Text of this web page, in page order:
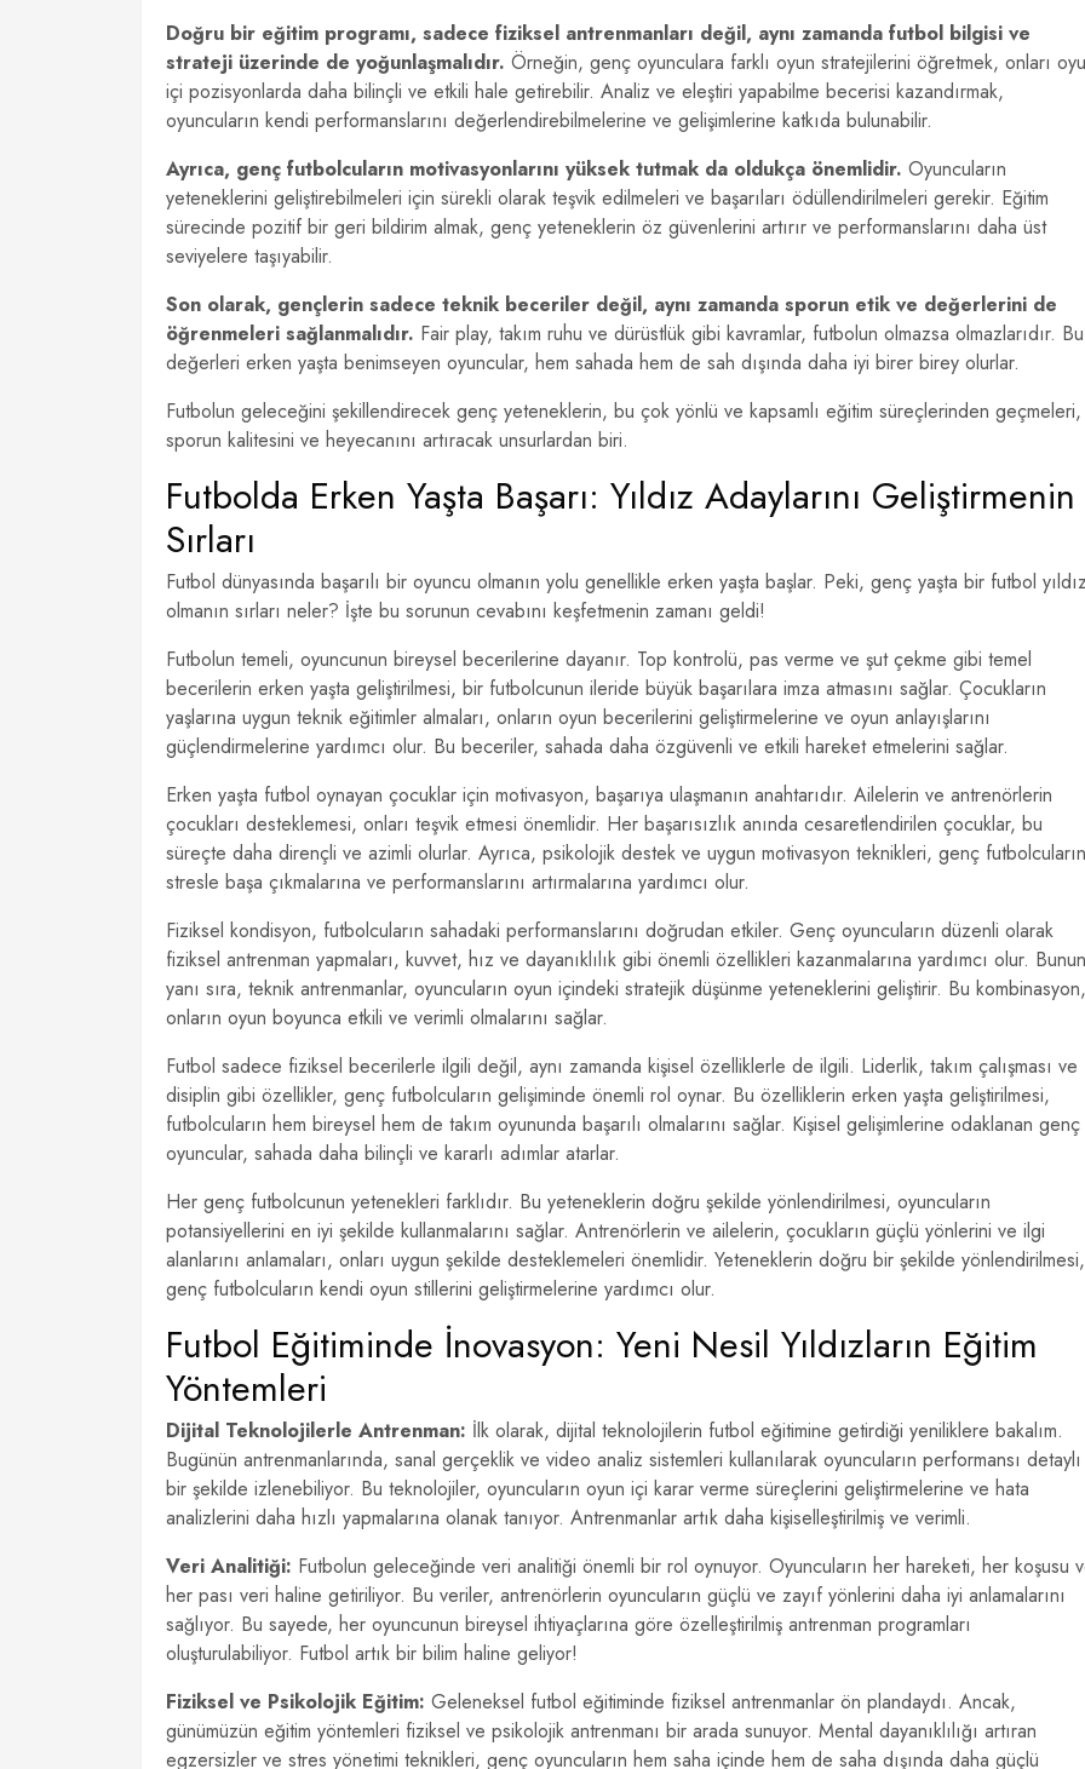
Doğru bir eğitim programı, sadece fiziksel antrenmanları değil, aynı zamanda futbol bilgisi ve
strateji üzerinde de yoğunlaşmalıdır. Örneğin, genç oyunculara farklı oyun stratejilerini öğretmek, onları
içi pozisyonlarda daha bilinçli ve etkili hale getirebilir. Analiz ve eleştiri yapabilme becerisi kazandırmak,
oyuncuların kendi performanslarını değerlendirebilmelerine ve gelişimlerine katkıda bulunabilir.
Ayrıca, genç futbolcuların motivasyonlarını yüksek tutmak da oldukça önemlidir. Oyuncuların
yeteneklerini geliştirebilmeleri için sürekli olarak teşvik edilmeleri ve başarıları ödüllendirilmeleri gerekir. Eğitim
sürecinde pozitif bir geri bildirim almak, genç yeteneklerin öz güvenlerini artırır ve performanslarını daha üst
seviyelere taşıyabilir.
Son olarak, gençlerin sadece teknik beceriler değil, aynı zamanda sporun etik ve değerlerini de
öğrenmeleri sağlanmalıdır. Fair play, takım ruhu ve dürüstlük gibi kavramlar, futbolun olmazsa olmazlarıdır. Bu
değerleri erken yaşta benimseyen oyuncular, hem sahada hem de sah dışında daha iyi birer birey olurlar.
Futbolun geleceğini şekillendirecek genç yeteneklerin, bu çok yönlü ve kapsamlı eğitim süreçlerinden geçmeleri,
sporun kalitesini ve heyecanını artıracak unsurlardan biri.
Futbolda Erken Yaşta Başarı: Yıldız Adaylarını Geliştirmenin
Sırları
Futbol dünyasında başarılı bir oyuncu olmanın yolu genellikle erken yaşta başlar. Peki, genç yaşta bir futbol
olmanın sırları neler? İşte bu sorunun cevabını keşfetmenin zamanı geldi!
Futbolun temeli, oyuncunun bireysel becerilerine dayanır. Top kontrolü, pas verme ve şut çekme gibi temel
becerilerin erken yaşta geliştirilmesi, bir futbolcunun ileride büyük başarılara imza atmasını sağlar. Çocukların
yaşlarına uygun teknik eğitimler almaları, onların oyun becerilerini geliştirmelerine ve oyun anlayışlarını
güçlendirmelerine yardımcı olur. Bu beceriler, sahada daha özgüvenli ve etkili hareket etmelerini sağlar.
Erken yaşta futbol oynayan çocuklar için motivasyon, başarıya ulaşmanın anahtarıdır. Ailelerin ve antrenörlerin
çocukları desteklemesi, onları teşvik etmesi önemlidir. Her başarısızlık anında cesaretlendirilen çocuklar, bu
süreçte daha dirençli ve azimli olurlar. Ayrıca, psikolojik destek ve uygun motivasyon teknikleri, genç futbolcuların
stresle başa çıkmalarına ve performanslarını artırmalarına yardımcı olur.
Fiziksel kondisyon, futbolcuların sahadaki performanslarını doğrudan etkiler. Genç oyuncuların düzenli olarak
fiziksel antrenman yapmaları, kuvvet, hız ve dayanıklılık gibi önemli özellikleri kazanmalarına yardımcı olur. Bunun
yanı sıra, teknik antrenmanlar, oyuncuların oyun içindeki stratejik düşünme yeteneklerini geliştirir. Bu kombinasyon,
onların oyun boyunca etkili ve verimli olmalarını sağlar.
Futbol sadece fiziksel becerilerle ilgili değil, aynı zamanda kişisel özelliklerle de ilgili. Liderlik, takım çalışması ve
disiplin gibi özellikler, genç futbolcuların gelişiminde önemli rol oynar. Bu özelliklerin erken yaşta geliştirilmesi,
futbolcuların hem bireysel hem de takım oyununda başarılı olmalarını sağlar. Kişisel gelişimlerine odaklanan genç
oyuncular, sahada daha bilinçli ve kararlı adımlar atarlar.
Her genç futbolcunun yetenekleri farklıdır. Bu yeteneklerin doğru şekilde yönlendirilmesi, oyuncuların
potansiyellerini en iyi şekilde kullanmalarını sağlar. Antrenörlerin ve ailelerin, çocukların güçlü yönlerini ve ilgi
alanlarını anlamaları, onları uygun şekilde desteklemeleri önemlidir. Yeteneklerin doğru bir şekilde yönlendirilmesi,
genç futbolcuların kendi oyun stillerini geliştirmelerine yardımcı olur.
Futbol Eğitiminde İnovasyon: Yeni Nesil Yıldızların Eğitim
Yöntemleri
Dijital Teknolojilerle Antrenman: İlk olarak, dijital teknolojilerin futbol eğitimine getirdiği yeniliklere bakalım.
Bugünün antrenmanlarında, sanal gerçeklik ve video analiz sistemleri kullanılarak oyuncuların performansı detaylı
bir şekilde izlenebiliyor. Bu teknolojiler, oyuncuların oyun içi karar verme süreçlerini geliştirmelerine ve hata
analizlerini daha hızlı yapmalarına olanak tanıyor. Antrenmanlar artık daha kişiselleştirilmiş ve verimli.
Veri Analitiği: Futbolun geleceğinde veri analitiği önemli bir rol oynuyor. Oyuncuların her hareketi, her koşusu
her pası veri haline getiriliyor. Bu veriler, antrenörlerin oyuncuların güçlü ve zayıf yönlerini daha iyi anlamalarını
sağlıyor. Bu sayede, her oyuncunun bireysel ihtiyaçlarına göre özelleştirilmiş antrenman programları
oluşturulabiliyor. Futbol artık bir bilim haline geliyor!
Fiziksel ve Psikolojik Eğitim: Geleneksel futbol eğitiminde fiziksel antrenmanlar ön plandaydı. Ancak,
günümüzün eğitim yöntemleri fiziksel ve psikolojik antrenmanı bir arada sunuyor. Mental dayanıklılığı artıran
egzersizler ve stres yönetimi teknikleri, genç oyuncuların hem saha içinde hem de saha dışında daha güçlü